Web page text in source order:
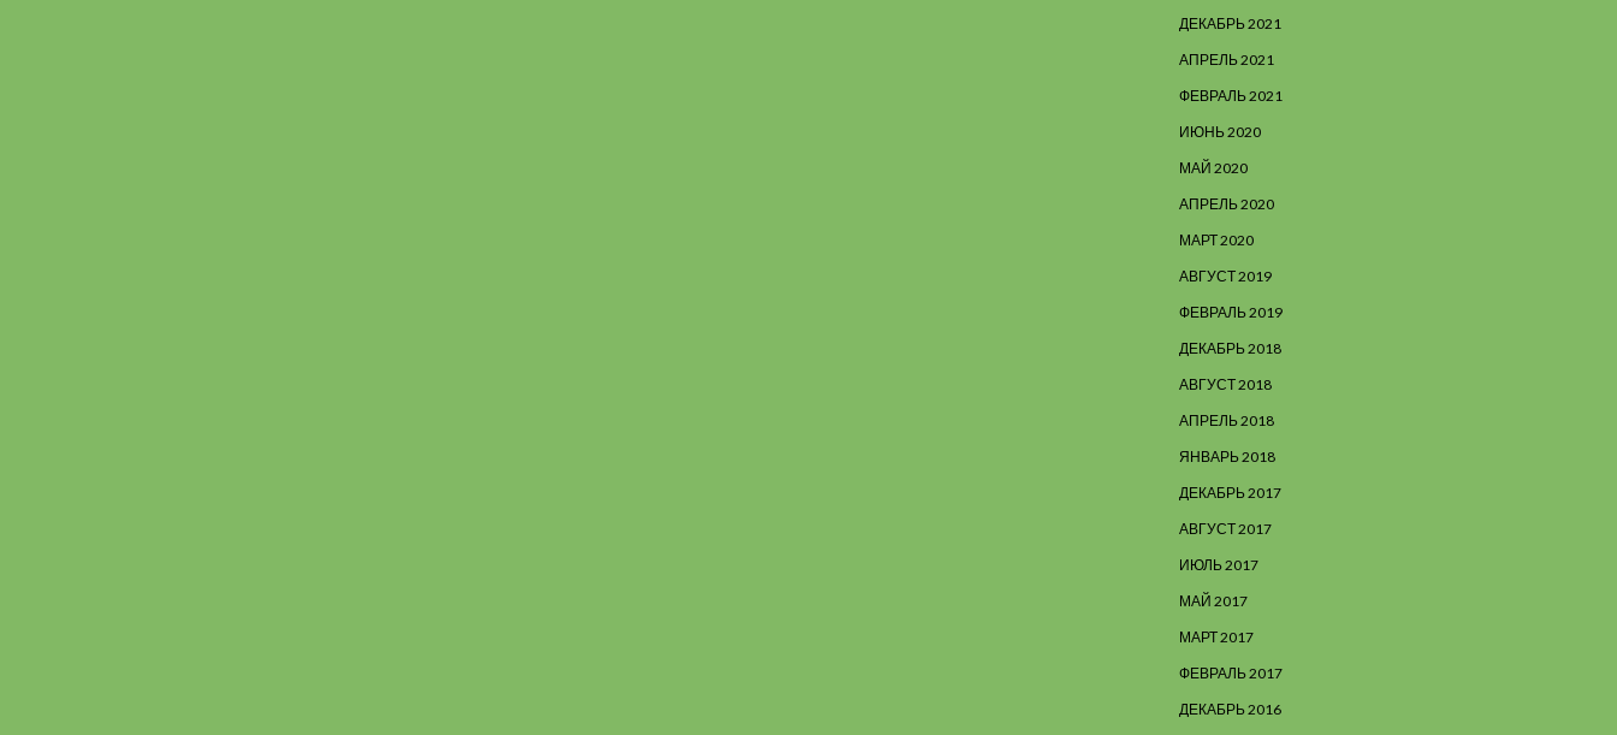
ДЕКАБРЬ 2021
АПРЕЛЬ 2021
ФЕВРАЛЬ 2021
ИЮНЬ 2020
МАЙ 2020
АПРЕЛЬ 2020
МАРТ 2020
АВГУСТ 2019
ФЕВРАЛЬ 2019
ДЕКАБРЬ 2018
АВГУСТ 2018
АПРЕЛЬ 2018
ЯНВАРЬ 2018
ДЕКАБРЬ 2017
АВГУСТ 2017
ИЮЛЬ 2017
МАЙ 2017
МАРТ 2017
ФЕВРАЛЬ 2017
ДЕКАБРЬ 2016